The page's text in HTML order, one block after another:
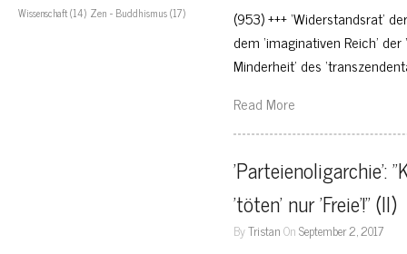
Wissenschaft(14) Zen - Buddhismus(17)
(953) +++ ‘Widerstandsrat’
dem ‘imaginativen Reich’
Minderheit’ des
Read More
'Parteienoligarchie':
'töten' nur 'Freie'!" (II)
ByTristanOnSeptember 2, 2017